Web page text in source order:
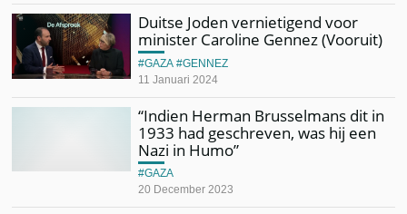
Duitse Joden vernietigend voor
minister Caroline Gennez (Vooruit)
11 Januari 2024
GAZA GENNEZ
“Indien Herman Brusselmans dit in
1933 had geschreven, was hij een
Nazi in Humo”
20 December 2023
GAZA